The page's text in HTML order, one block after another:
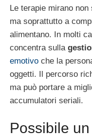
Le terapie mirano non
ma soprattutto a
alimentano. In molti
concentra sulla
emotivo che la
oggetti. Il percorso
ma può portare a
accumulatori seriali.
Possibile